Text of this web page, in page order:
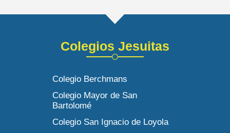
Colegios Jesuitas
Colegio Berchmans
Colegio Mayor de San
Bartolomé
Colegio San Ignacio de Loyola